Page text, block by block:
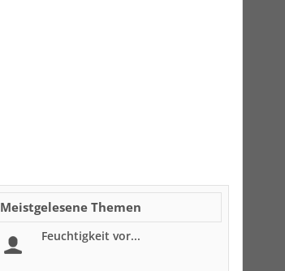
Meistgelesene Themen
Feuchtigkeit vor...